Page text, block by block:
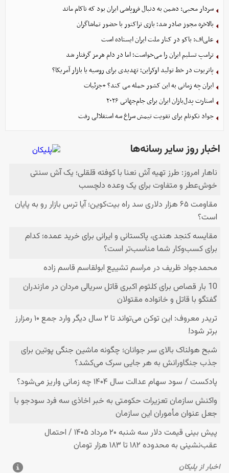
سردار محبی: دشمن به دنبال فروپاشی ایران بود که ناکام ماند
بالاخره مجوز صادر شد؛ بازی تراکتور با حضور تماشاگران
علی‌اف: باکو در کنار ملت ایران ایستاده است
ترامپ تسلیم ایران را می‌خواست؛ اما در دام هرمز گرفتار شد
پاتریوت در خط تولید اوکراین؛ تهدیدی برای روسیه یا بازار آمریکا؟
ایران چه زمانی به این کشور حمله می کند؟ +جزئیات
استارت پدل‌بازان ایران برای جام‌جهانی ۲۰۲۶
جواد نکونام برای تقویت تیمش سراغ سه استقلالی رفت